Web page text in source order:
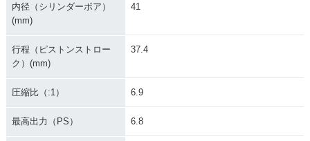
内径（シリンダーボア）
(mm)
41
行程（ピストンストロー
ク）(mm)
37.4
圧縮比（:1） 6.9
最高出力（PS） 6.8